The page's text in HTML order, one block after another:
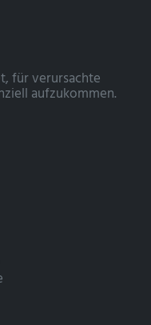
für verursachte
aufzukommen.